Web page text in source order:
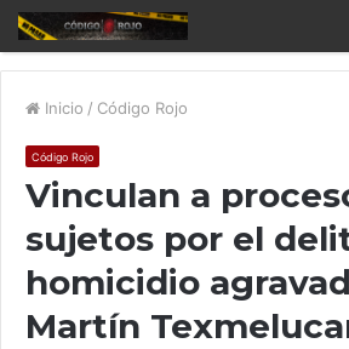
Inicio / Código Rojo
Código Rojo
Vinculan a
sujetos por el
homicidio
Martín